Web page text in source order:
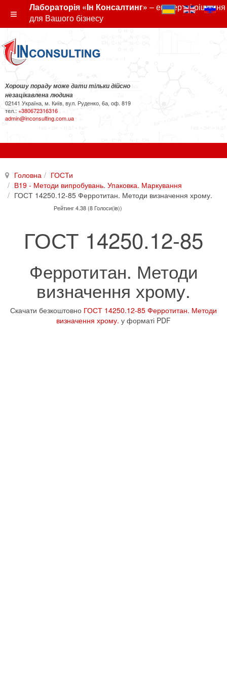
Лабораторія «Ін Консалтинг» – експертні рішення
для Вашого бізнесу
Хорошу пораду може дати тільки дійсно
незацікавлена людина
02141 Україна, м. Київ, вул. Руденко, 6а, оф. 819
тел.: +380672316316
admin@inconsulting.com.ua
Головна
ГОСТи
В19 - Методи випробувань. Упаковка. Маркування
ГОСТ 14250.12-85 Ферротитан. Методи визначення хрому.
Рейтинг 4.38 (8 Голоси(ів))
ГОСТ 14250.12-85
Ферротитан. Методи
визначення хрому.
Скачати безкоштовно ГОСТ 14250.12-85 Ферротитан. Методи
визначення хрому. у форматі PDF